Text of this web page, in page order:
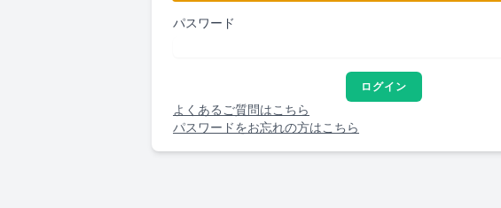
パスワード
ログイン
よくあるご質問はこちら
パスワードをお忘れの方はこちら